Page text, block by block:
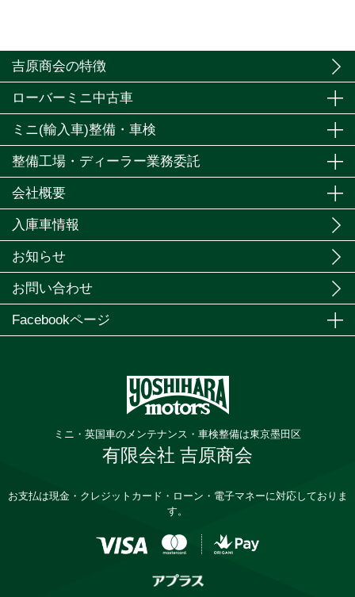
吉原商会の特徴
ローバーミニ中古車
ミニ(輸入車)整備・車検
整備工場・ディーラー業務委託
会社概要
入庫車情報
お知らせ
お問い合わせ
Facebookページ
ミニ・英国車のメンテナンス・車検整備は東京墨田区
有限会社 吉原商会
お支払は現金・クレジットカード・ローン・電子マネーに対応しておりま
す。